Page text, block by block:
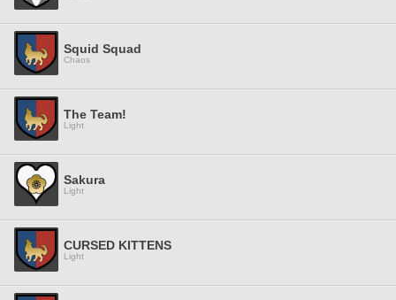
Squid Squad
Chaos
The Team!
Light
Sakura
Light
CURSED KITTENS
Light